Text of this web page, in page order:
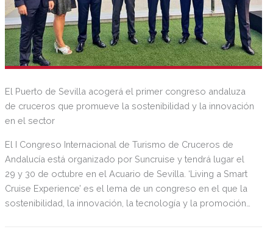
El Puerto de Sevilla acogerá el primer congreso andaluza
de cruceros que promueve la sostenibilidad y la innovación
en el sector
El I Congreso Internacional de Turismo de Cruceros de
Andalucía está organizado por Suncruise y tendrá lugar el
29 y 30 de octubre en el Acuario de Sevilla. ‘Living a Smart
Cruise Experience’ es el lema de un congreso en el que la
sostenibilidad, la innovación, la tecnología y la promoción